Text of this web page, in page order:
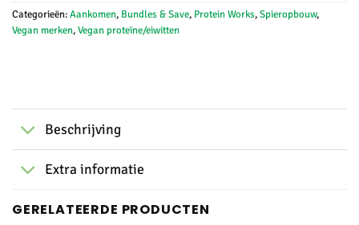
Categorieën:Aankomen, Bundles & Save, Protein Works,Spieropbouw,
Vegan merken,Vegan proteïne/eiwitten
Beschrijving
Extra informatie
GERELATEERDE PRODUCTEN